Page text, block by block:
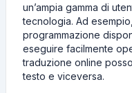
un’ampia gamma di
tecnologia. Ad
programmazione
eseguire facilmente
traduzione online
testo e viceversa.